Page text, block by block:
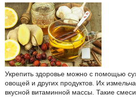
Укрепить здоровье можно с помощью
овощей и других продуктов. Их
вкусной витаминной массы. Такие